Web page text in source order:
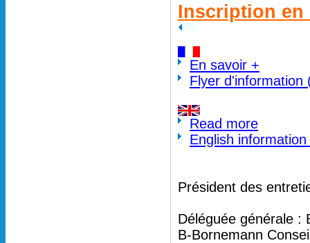
Inscription en
En savoir +
Flyer d'information
Read more
English
Président des
Déléguée générale :
B-Bornemann